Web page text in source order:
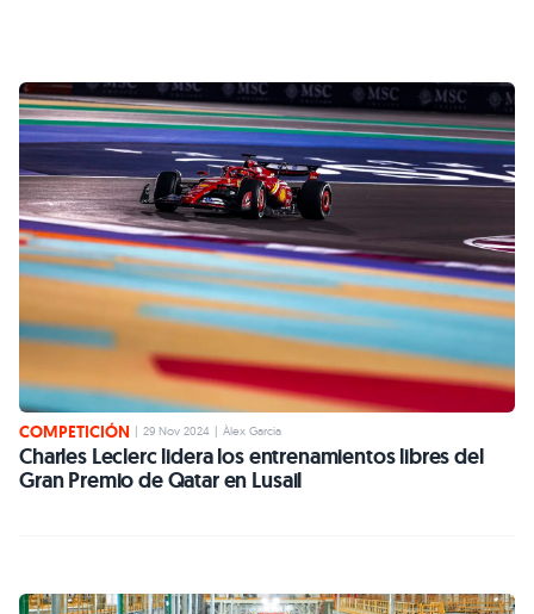
COMPETICIÓN 29 Nov 2024 Àlex Garcia
Charles Leclerc lidera los entrenamientos libres del
Gran Premio de Qatar en Lusail